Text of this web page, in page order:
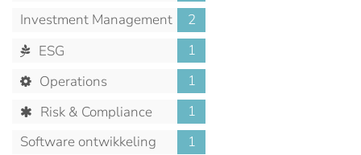
Investment Management
2
ESG
1
Operations
1
Risk & Compliance
1
Software ontwikkeling
1